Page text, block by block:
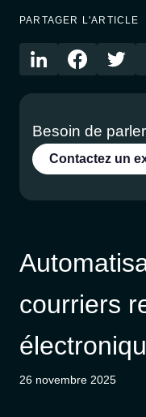
PARTAGER L'ARTICLE
Besoin de
Contactez un
courriers
26 novembre 2025